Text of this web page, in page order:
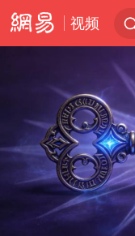
视频